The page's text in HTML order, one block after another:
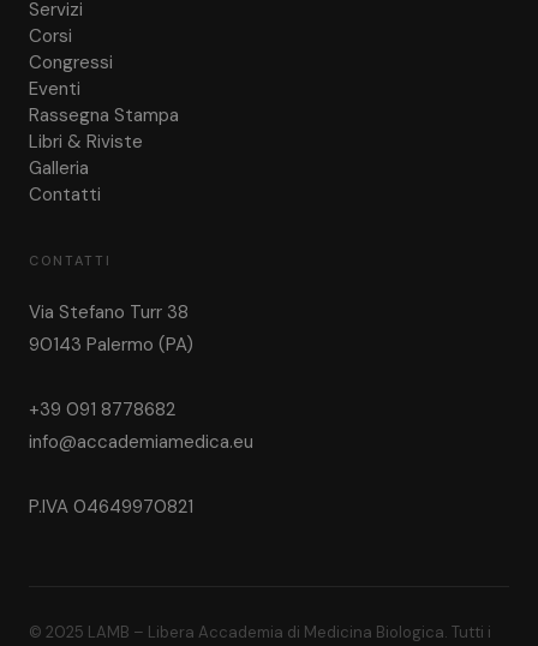
Servizi
Corsi
Congressi
Eventi
Rassegna Stampa
Libri & Riviste
Galleria
Contatti
CONTATTI
Via Stefano Turr 38
90143 Palermo (PA)
+39 091 8778682
info@accademiamedica.eu
P.IVA 04649970821
© 2025 LAMB – Libera Accademia di Medicina Biologica. Tutti i